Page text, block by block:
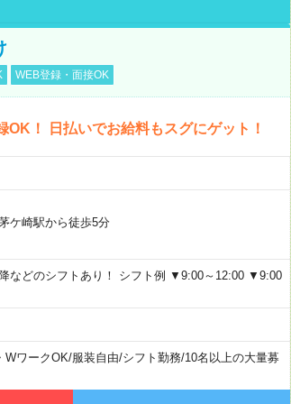
WEB登録・面接OK
OK！ 日払いでお給料もスグにゲット！
ケ崎駅から徒歩5分
などのシフトあり！ シフト例 ▼9:00～12:00 ▼9:00
WワークOK/服装自由/シフト勤務/10名以上の大量募